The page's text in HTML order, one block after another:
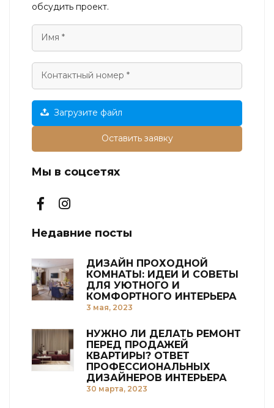
обсудить проект.
Загрузите файл
Оставить заявку
Мы в соцсетях
Недавние посты
ДИЗАЙН ПРОХОДНОЙ
КОМНАТЫ: ИДЕИ И СОВЕТЫ
ДЛЯ УЮТНОГО И
КОМФОРТНОГО ИНТЕРЬЕРА
3 мая, 2023
НУЖНО ЛИ ДЕЛАТЬ РЕМОНТ
ПЕРЕД ПРОДАЖЕЙ
КВАРТИРЫ? ОТВЕТ
ПРОФЕССИОНАЛЬНЫХ
ДИЗАЙНЕРОВ ИНТЕРЬЕРА
30 марта, 2023